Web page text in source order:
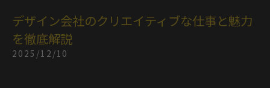
デザイン会社のクリエイティブな仕事と魅力
を徹底解説
2025/12/10